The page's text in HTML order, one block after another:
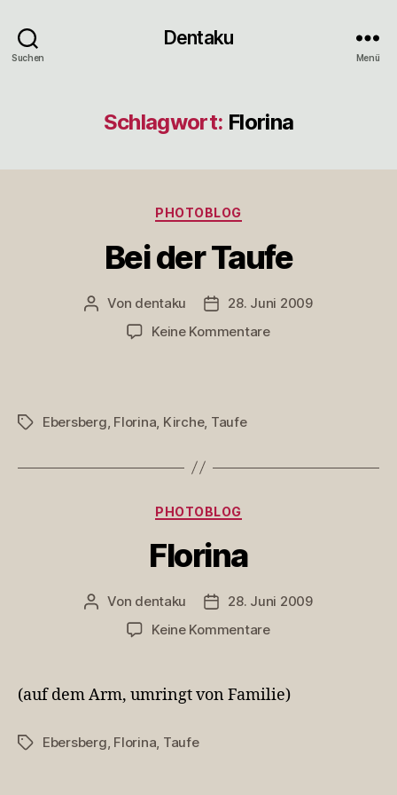
Suchen
Dentaku
Menü
Schlagwort: Florina
Kategorien
PHOTOBLOG
Bei der Taufe
Beitragsautor
Von dentaku Veröffentlichungsdatum
28. Juni 2009
Keine Kommentarezu
Schlagwörter
Ebersberg Florina Kirche, Taufe
Kategorien
PHOTOBLOG
Florina
Beitragsautor
Von dentaku Veröffentlichungsdatum
28. Juni 2009
Keine Kommentarezu
(auf dem Arm, umringt von Familie)
Schlagwörter
Ebersberg, Florina, Taufe